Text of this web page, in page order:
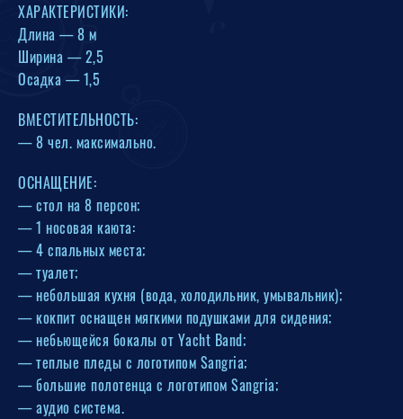
ХАРАКТЕРИСТИКИ:
Длина — 8 м
Ширина — 2,5
Осадка — 1,5
ВМЕСТИТЕЛЬНОСТЬ:
— 8 чел. максимально.
ОСНАЩЕНИЕ:
— стол на 8 персон;
— 1 носовая каюта:
— 4 спальных места;
— туалет;
— небольшая кухня (вода, холодильник, умывальник);
— кокпит оснащен мягкими подушками для сидения;
— небьющейся бокалы от Yacht Band;
— теплые пледы с логотипом Sangria;
— большие полотенца с логотипом Sangria;
— аудио система.